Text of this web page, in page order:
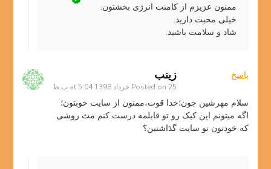
ممنون عزیزم از کامنت انرژی بخشتون.
خیلی محبت دارید.
شاد و سلامت باشید.
زینب
Posted on 25 خرداد 1398 at 5:04 ب.ظ
پاسخ
سلام مهرشین جون؛خدا قوت،ممنون از سایت خوبتون؛
اگه میتونم این کیک رو تو قابلمه درست کنم مث روشی
که خودتون تو سایت گذاشتین؟